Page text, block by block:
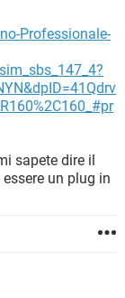
Professionale-
sapete dire il
un plug in